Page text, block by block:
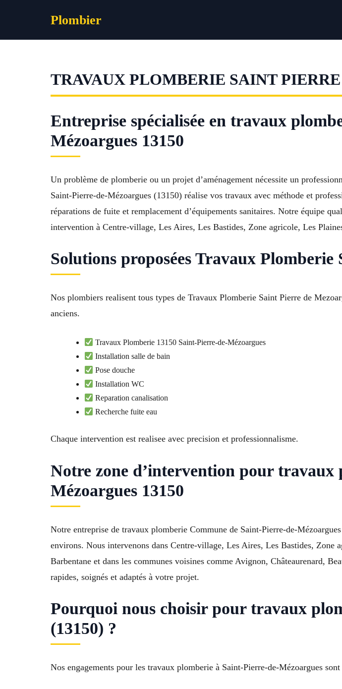
Plombier
TRAVAUX PLOMBERIE SAINT
Entreprise spécialisée en travaux
Mézoargues 13150
Un problème de plomberie ou un projet d’aménagement nécessite un
Saint-Pierre-de-Mézoargues (13150) réalise vos travaux avec méthode et
réparations de fuite et remplacement d’équipements sanitaires. Notre équipe
intervention à Centre-village, Les Aires, Les Bastides, Zone agricole, Les
Solutions proposées Travaux
Nos plombiers realisent tous types de Travaux Plomberie Saint Pierre de
anciens.
Travaux Plomberie 13150 Saint-Pierre-de-Mézoargues
Installation salle de bain
Pose douche
Installation WC
Reparation canalisation
Recherche fuite eau
Chaque intervention est realisee avec precision et professionnalisme.
Notre zone d’intervention pour travaux
Mézoargues 13150
Notre entreprise de travaux plomberie Commune de Saint-Pierre-de-
environs. Nous intervenons dans Centre-village, Les Aires, Les Bastides, Zone
Barbentane et dans les communes voisines comme Avignon, Châteaurenard,
rapides, soignés et adaptés à votre projet.
Pourquoi nous choisir pour travaux
(13150) ?
Nos engagements pour les travaux plomberie à Saint-Pierre-de-Mézoargues